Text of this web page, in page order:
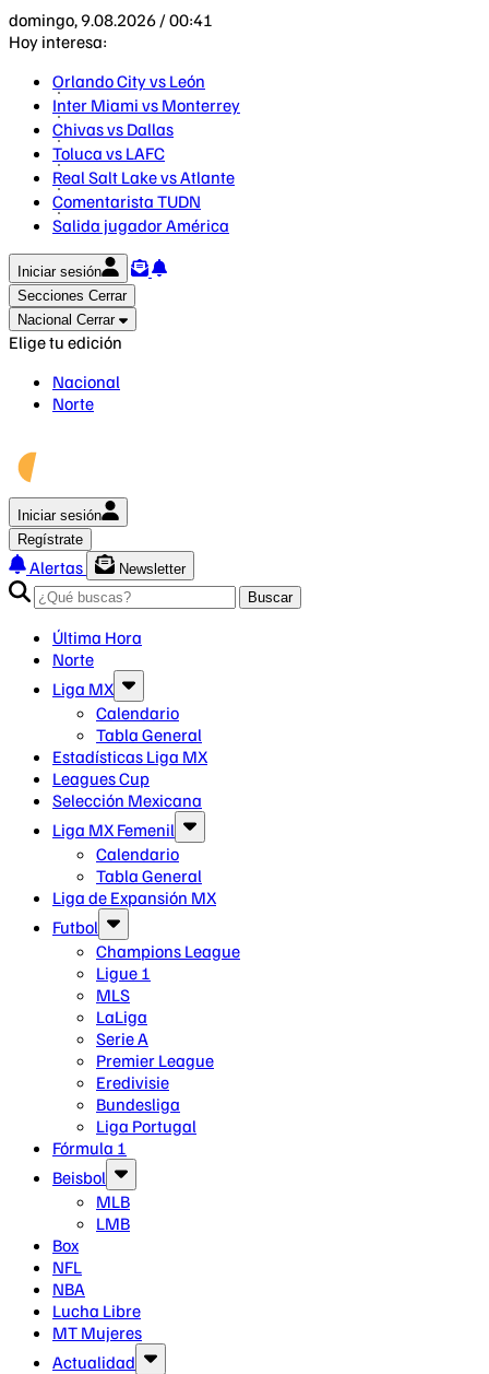
domingo, 9.08.2026 / 00:41
Hoy interesa:
Orlando City vs León
Inter Miami vs Monterrey
Chivas vs Dallas
Toluca vs LAFC
Real Salt Lake vs Atlante
Comentarista TUDN
Salida jugador América
Iniciar sesión
Secciones Cerrar
Nacional Cerrar
Elige tu edición
Nacional
Norte
Iniciar sesión
Regístrate
Alertas
Newsletter
Buscar
Última Hora
Norte
Liga MX
Calendario
Tabla General
Estadísticas Liga MX
Leagues Cup
Selección Mexicana
Liga MX Femenil
Calendario
Tabla General
Liga de Expansión MX
Futbol
Champions League
Ligue 1
MLS
LaLiga
Serie A
Premier League
Eredivisie
Bundesliga
Liga Portugal
Fórmula 1
Beisbol
MLB
LMB
Box
NFL
NBA
Lucha Libre
MT Mujeres
Actualidad